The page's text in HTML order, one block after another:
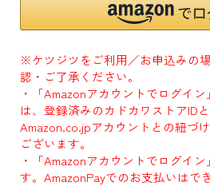
※ケツジツをご利用／お申込みの
認・ご了承ください。
・「Amazonアカウントでログイ
は、登録済みのカドカワストアID
Amazon.co.jpアカウントとの紐づ
ございます。
・「Amazonアカウントでログイ
す。AmazonPayでのお支払いはで